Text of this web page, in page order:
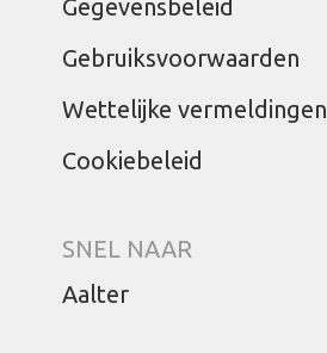
Gegevensbeleid
Gebruiksvoorwaarden
Wettelijke vermeldingen
Cookiebeleid
SNEL NAAR
Aalter